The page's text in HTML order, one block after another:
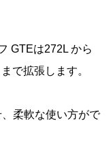
GTEは272L から
で拡張します。
柔軟な使い方がで